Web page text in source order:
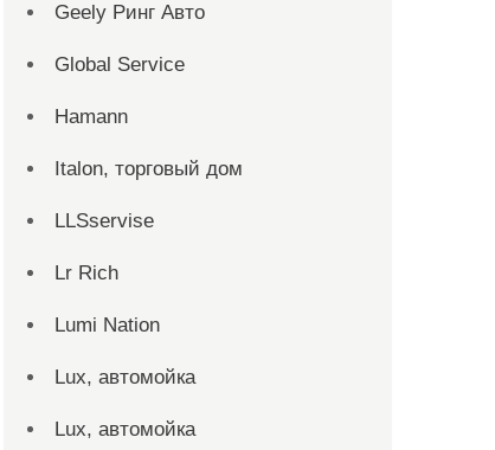
Geely Ринг Авто
Global Service
Hamann
Italon, торговый дом
LLSservise
Lr Rich
Lumi Nation
Lux, автомойка
Lux, автомойка